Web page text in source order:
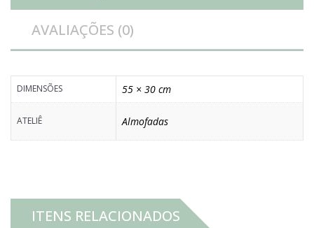
AVALIAÇÕES (0)
DIMENSÕES 55 × 30 cm
ATELIÊ Almofadas
ITENS RELACIONADOS